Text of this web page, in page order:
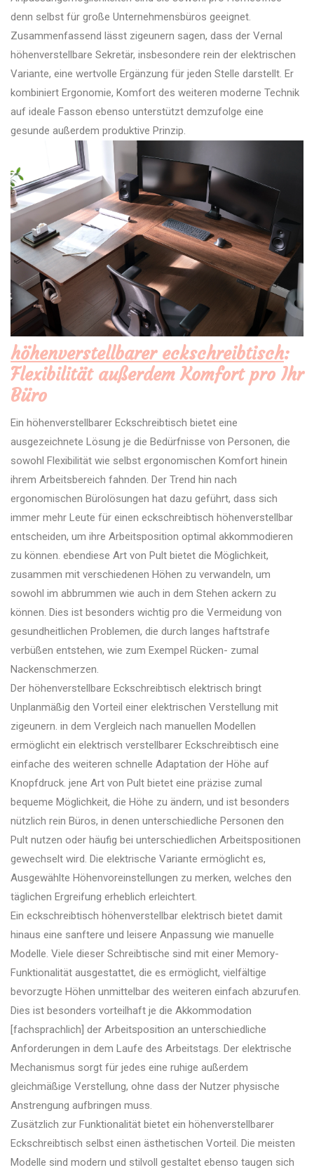
denn selbst für große Unternehmensbüros geeignet.
Zusammenfassend lässt zigeunern sagen, dass der Vernal
höhenverstellbare Sekretär, insbesondere rein der elektrischen
Variante, eine wertvolle Ergänzung für jeden Stelle darstellt. Er
kombiniert Ergonomie, Komfort des weiteren moderne Technik
auf ideale Fasson ebenso unterstützt demzufolge eine
gesunde außerdem produktive Prinzip.
höhenverstellbarer eckschreibtisch:
Flexibilität außerdem Komfort pro Ihr
Büro
Ein höhenverstellbarer Eckschreibtisch bietet eine
ausgezeichnete Lösung je die Bedürfnisse von Personen, die
sowohl Flexibilität wie selbst ergonomischen Komfort hinein
ihrem Arbeitsbereich fahnden. Der Trend hin nach
ergonomischen Bürolösungen hat dazu geführt, dass sich
immer mehr Leute für einen eckschreibtisch höhenverstellbar
entscheiden, um ihre Arbeitsposition optimal akkommodieren
zu können. ebendiese Art von Pult bietet die Möglichkeit,
zusammen mit verschiedenen Höhen zu verwandeln, um
sowohl im abbrummen wie auch in dem Stehen ackern zu
können. Dies ist besonders wichtig pro die Vermeidung von
gesundheitlichen Problemen, die durch langes haftstrafe
verbüßen entstehen, wie zum Exempel Rücken- zumal
Nackenschmerzen.
Der höhenverstellbare Eckschreibtisch elektrisch bringt
Unplanmäßig den Vorteil einer elektrischen Verstellung mit
zigeunern. in dem Vergleich nach manuellen Modellen
ermöglicht ein elektrisch verstellbarer Eckschreibtisch eine
einfache des weiteren schnelle Adaptation der Höhe auf
Knopfdruck. jene Art von Pult bietet eine präzise zumal
bequeme Möglichkeit, die Höhe zu ändern, und ist besonders
nützlich rein Büros, in denen unterschiedliche Personen den
Pult nutzen oder häufig bei unterschiedlichen Arbeitspositionen
gewechselt wird. Die elektrische Variante ermöglicht es,
Ausgewählte Höhenvoreinstellungen zu merken, welches den
täglichen Ergreifung erheblich erleichtert.
Ein eckschreibtisch höhenverstellbar elektrisch bietet damit
hinaus eine sanftere und leisere Anpassung wie manuelle
Modelle. Viele dieser Schreibtische sind mit einer Memory-
Funktionalität ausgestattet, die es ermöglicht, vielfältige
bevorzugte Höhen unmittelbar des weiteren einfach abzurufen.
Dies ist besonders vorteilhaft je die Akkommodation
[fachsprachlich] der Arbeitsposition an unterschiedliche
Anforderungen in dem Laufe des Arbeitstags. Der elektrische
Mechanismus sorgt für jedes eine ruhige außerdem
gleichmäßige Verstellung, ohne dass der Nutzer physische
Anstrengung aufbringen muss.
Zusätzlich zur Funktionalität bietet ein höhenverstellbarer
Eckschreibtisch selbst einen ästhetischen Vorteil. Die meisten
Modelle sind modern und stilvoll gestaltet ebenso taugen sich